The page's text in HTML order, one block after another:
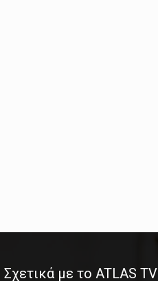
Σχετικά με το ATLAS TV